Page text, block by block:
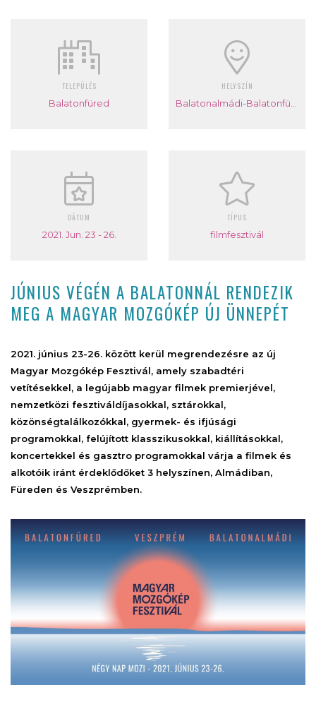
TELEPÜLÉS
Balatonfüred
HELYSZÍN
DÁTUM
2021. Jun. 23 - 26.
TÍPUS
filmfesztivál
JÚNIUS VÉGÉN A BALATONNÁL RENDEZIK
MEG A MAGYAR MOZGÓKÉP ÚJ ÜNNEPÉT
2021. június 23-26. között kerül megrendezésre az új
Magyar Mozgókép Fesztivál, amely szabadtéri
vetítésekkel, a legújabb magyar filmek premierjével,
nemzetközi fesztiváldíjasokkal, sztárokkal,
közönségtalálkozókkal, gyermek- és ifjúsági
programokkal, felújított klasszikusokkal, kiállításokkal,
koncertekkel és gasztro programokkal várja a filmek és
alkotóik iránt érdeklődőket 3 helyszínen, Almádiban,
Füreden és Veszprémben.